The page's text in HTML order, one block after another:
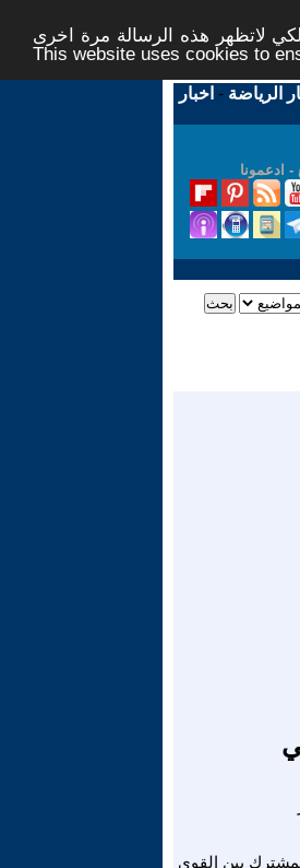
لاتظهر هذه الرسالة مرة اخرى -
This website uses cookies to
الرياضة - اخبار
- ادعمونا
بين القوى